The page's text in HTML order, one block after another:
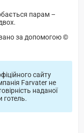
парам –
за допомогою ©
сайту
Farvater не
наданої
готель.